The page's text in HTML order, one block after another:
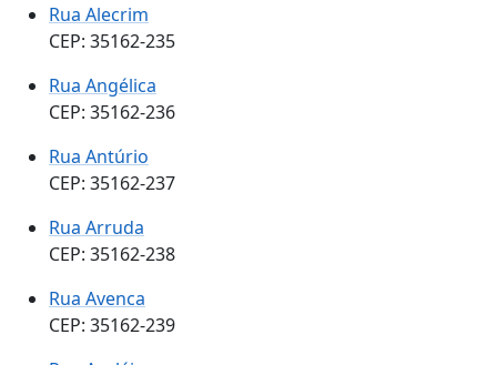
Rua Alecrim
CEP: 35162-235
Rua Angélica
CEP: 35162-236
Rua Antúrio
CEP: 35162-237
Rua Arruda
CEP: 35162-238
Rua Avenca
CEP: 35162-239